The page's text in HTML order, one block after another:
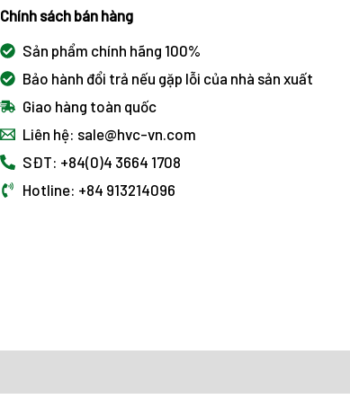
Chính sách bán hàng
Sản phẩm chính hãng 100%
Bảo hành đổi trả nếu gặp lỗi của nhà sản xuất
Giao hàng toàn quốc
Liên hệ: sale@hvc-vn.com
SĐT: +84(0)4 3664 1708
Hotline: +84 913214096